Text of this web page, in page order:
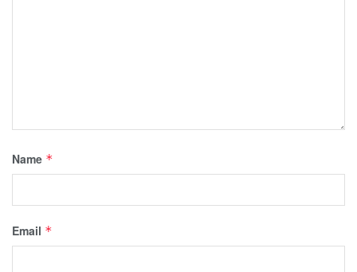
Name *
Email *